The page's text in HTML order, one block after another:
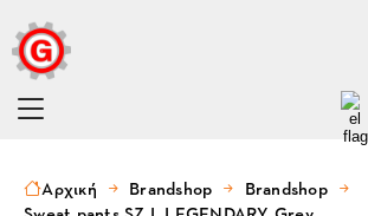
Αρχική Brandshop
Brandshop